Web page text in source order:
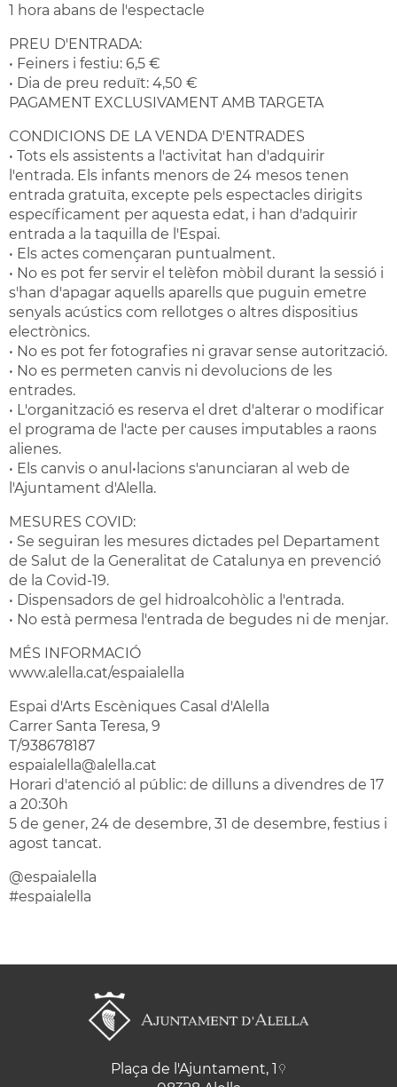
1 hora abans de l'espectacle
PREU D'ENTRADA:
• Feiners i festiu: 6,5 €
• Dia de preu reduït: 4,50 €
PAGAMENT EXCLUSIVAMENT AMB TARGETA
CONDICIONS DE LA VENDA D'ENTRADES
• Tots els assistents a l'activitat han d'adquirir
l'entrada. Els infants menors de 24 mesos tenen
entrada gratuïta, excepte pels espectacles dirigits
específicament per aquesta edat, i han d'adquirir
entrada a la taquilla de l'Espai.
• Els actes començaran puntualment.
• No es pot fer servir el telèfon mòbil durant la sessió i
s'han d'apagar aquells aparells que puguin emetre
senyals acústics com rellotges o altres dispositius
electrònics.
• No es pot fer fotografies ni gravar sense autorització.
• No es permeten canvis ni devolucions de les
entrades.
• L'organització es reserva el dret d'alterar o modificar
el programa de l'acte per causes imputables a raons
alienes.
• Els canvis o anul•lacions s'anunciaran al web de
l'Ajuntament d'Alella.
MESURES COVID:
• Se seguiran les mesures dictades pel Departament
de Salut de la Generalitat de Catalunya en prevenció
de la Covid-19.
• Dispensadors de gel hidroalcohòlic a l'entrada.
• No està permesa l'entrada de begudes ni de menjar.
MÉS INFORMACIÓ
www.alella.cat/espaialella
Espai d'Arts Escèniques Casal d'Alella
Carrer Santa Teresa, 9
T/938678187
espaialella@alella.cat
Horari d'atenció al públic: de dilluns a divendres de 17
a 20:30h
5 de gener, 24 de desembre, 31 de desembre, festius i
agost tancat.
@espaialella
#espaialella
Plaça de l'Ajuntament, 1